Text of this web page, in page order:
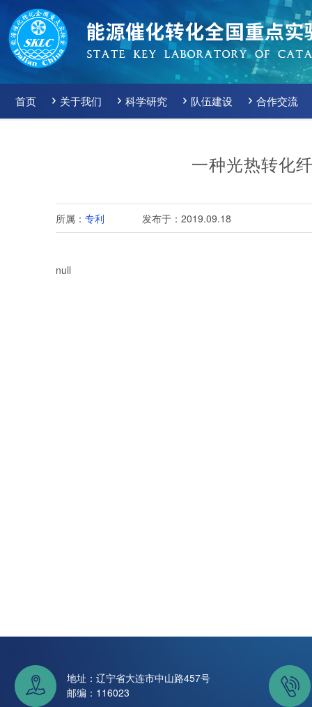
首页 关于我们 科学研究 队伍建设 合作交流
一种光热转化
所属： 专利 发布于：2019.09.18
null
地址：辽宁省大连市中山路457号
邮编：116023